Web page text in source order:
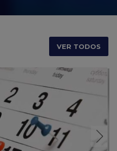
VER TODOS